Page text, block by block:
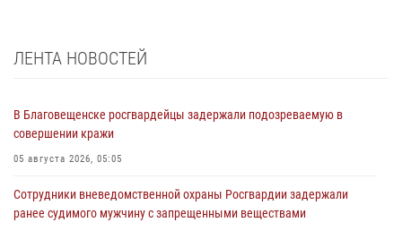
ЛЕНТА НОВОСТЕЙ
В Благовещенске росгвардейцы задержали подозреваемую в
совершении кражи
05 августа 2026, 05:05
Сотрудники вневедомственной охраны Росгвардии задержали
ранее судимого мужчину с запрещенными веществами